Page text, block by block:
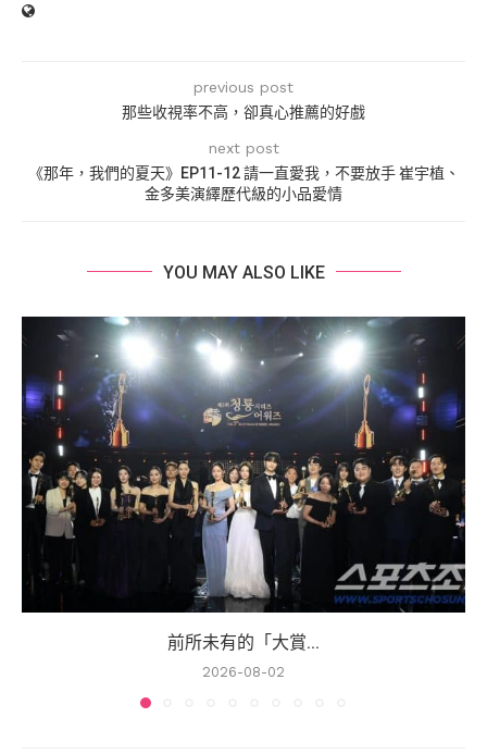
previous post
那些收視率不高，卻真心推薦的好戲
next post
《那年，我們的夏天》EP11-12 請一直愛我，不要放手 崔宇植、
金多美演繹歷代級的小品愛情
YOU MAY ALSO LIKE
前所未有的「大賞...
2026-08-02